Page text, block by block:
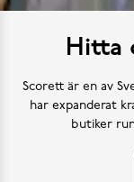
Hitta
Scorett är en av
har expanderat
butiker